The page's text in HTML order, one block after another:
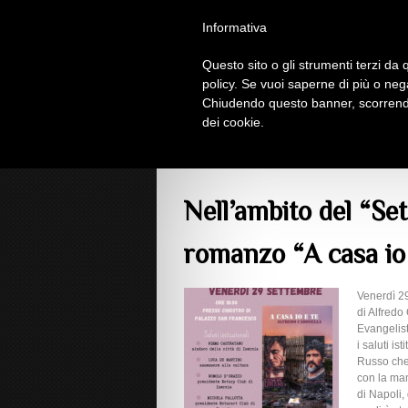
Insieme Per La
Nell’ambito del
romanzo “A casa
Venerdì
di Alfredo
i saluti
Russo
con la
di Napoli,
Informativa
Questo sito o gli strumenti terzi da
policy. Se vuoi saperne di più o
Chiudendo questo banner,
dei cookie.